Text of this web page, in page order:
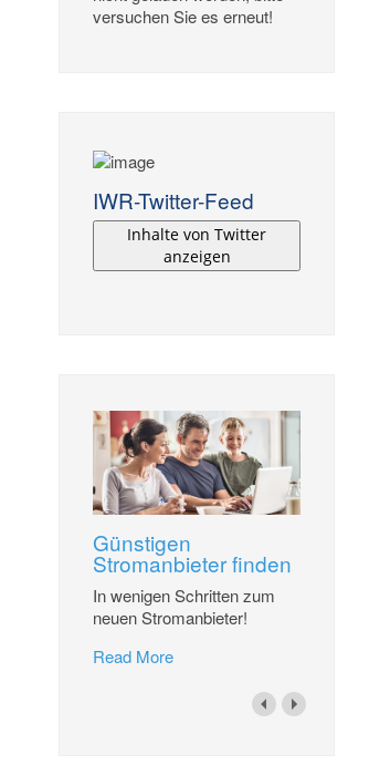
versuchen Sie es erneut!
IWR-Twitter-Feed
Inhalte von Twitter
anzeigen
Günstigen
Stromanbieter finden
In wenigen Schritten zum
neuen Stromanbieter!
Read More